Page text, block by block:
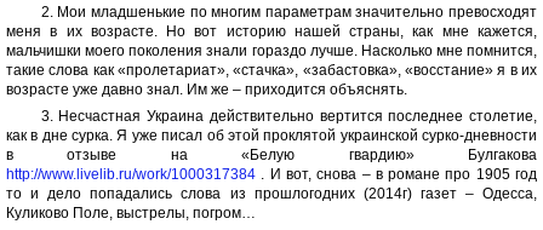
2. Мои младшенькие по многим параметрам значительно превосходят
меня в их возрасте. Но вот историю нашей страны, как мне кажется,
мальчишки моего поколения знали гораздо лучше. Насколько мне помнится,
такие слова как «пролетариат», «стачка», «забастовка», «восстание» я в их
возрасте уже давно знал. Им же – приходится объяснять.
3. Несчастная Украина действительно вертится последнее столетие,
как в дне сурка. Я уже писал об этой проклятой украинской сурко-дневности
в отзыве на «Белую гвардию» Булгакова
http://www.livelib.ru/work/1000317384 . И вот, снова – в романе про 1905 год
то и дело попадались слова из прошлогодних (2014г) газет – Одесса,
Куликово Поле, выстрелы, погром…